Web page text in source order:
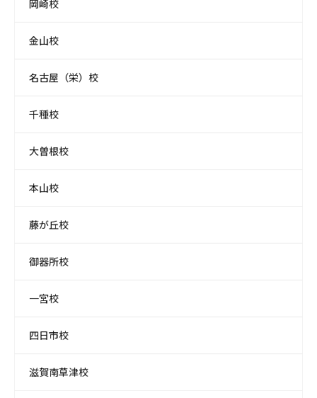
岡崎校
金山校
名古屋（栄）校
千種校
大曽根校
本山校
藤が丘校
御器所校
一宮校
四日市校
滋賀南草津校